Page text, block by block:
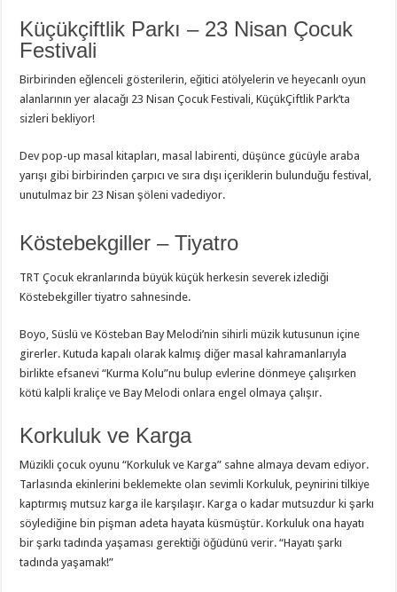
Küçükçiftlik Parkı – 23 Nisan Çocuk
Festivali
Birbirinden eğlenceli gösterilerin, eğitici atölyelerin ve heyecanlı oyun
alanlarının yer alacağı 23 Nisan Çocuk Festivali, KüçükÇiftlik Park’ta
sizleri bekliyor!
Dev pop-up masal kitapları, masal labirenti, düşünce gücüyle araba
yarışı gibi birbirinden çarpıcı ve sıra dışı içeriklerin bulunduğu festival,
unutulmaz bir 23 Nisan şöleni vadediyor.
Köstebekgiller – Tiyatro
TRT Çocuk ekranlarında büyük küçük herkesin severek izlediği
Köstebekgiller tiyatro sahnesinde.
Boyo, Süslü ve Kösteban Bay Melodi’nin sihirli müzik kutusunun içine
girerler. Kutuda kapalı olarak kalmış diğer masal kahramanlarıyla
birlikte efsanevi “Kurma Kolu”nu bulup evlerine dönmeye çalışırken
kötü kalpli kraliçe ve Bay Melodi onlara engel olmaya çalışır.
Korkuluk ve Karga
Müzikli çocuk oyunu “Korkuluk ve Karga” sahne almaya devam ediyor.
Tarlasında ekinlerini beklemekte olan sevimli Korkuluk, peynirini tilkiye
kaptırmış mutsuz karga ile karşılaşır. Karga o kadar mutsuzdur ki şarkı
söylediğine bin pişman adeta hayata küsmüştür. Korkuluk ona hayatı
bir şarkı tadında yaşaması gerektiği öğüdünü verir. “Hayatı şarkı
tadında yaşamak!”